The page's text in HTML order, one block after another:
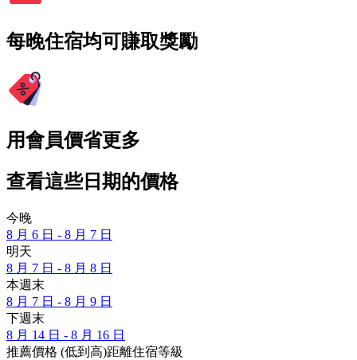
每晚住宿均可賺取獎勵
用會員價省更多
查看這些日期的價格
今晚
8 月 6 日 - 8 月 7 日
明天
8 月 7 日 - 8 月 8 日
本週末
8 月 7 日 - 8 月 9 日
下週末
8 月 14 日 - 8 月 16 日
推薦價格 (低到高)距離住宿等級